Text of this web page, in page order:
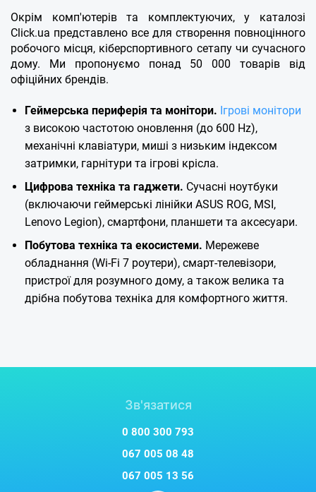
Окрім комп'ютерів та комплектуючих, у каталозі
Click.ua представлено все для створення повноцінного
робочого місця, кіберспортивного сетапу чи сучасного
дому. Ми пропонуємо понад 50 000 товарів від
офіційних брендів.
Геймерська периферія та монітори. Ігрові монітори
з високою частотою оновлення (до 600 Hz),
механічні клавіатури, миші з низьким індексом
затримки, гарнітури та ігрові крісла.
Цифрова техніка та гаджети. Сучасні ноутбуки
(включаючи геймерські лінійки ASUS ROG, MSI,
Lenovo Legion), смартфони, планшети та аксесуари.
Побутова техніка та екосистеми. Мережеве
обладнання (Wi-Fi 7 роутери), смарт-телевізори,
пристрої для розумного дому, а також велика та
дрібна побутова техніка для комфортного життя.
Зв'язатися
0 800 300 793
067 005 08 48
067 005 13 56